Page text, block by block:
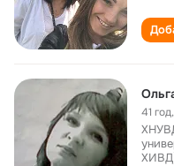
41 год,